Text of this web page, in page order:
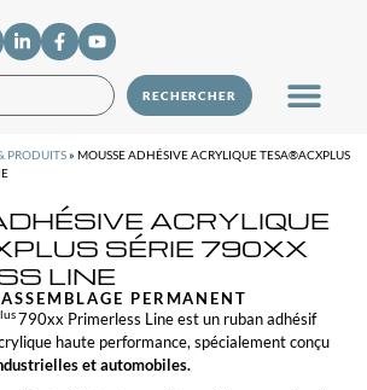
PRODUITS» MOUSSE ADHÉSIVE ACRYLIQUE TESA®ACXPLUS
ACRYLIQUE
SÉRIE 790XX
LINE
ASSEMBLAGE PERMANENT
790xx Primerless Line est un ruban adhésif
haute performance, spécialement conçu
et automobiles.